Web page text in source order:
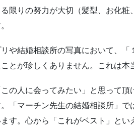
限りの努力が大切（髪型、お化
や結婚相談所の写真において、
とが珍しくありません。これは本
の人に会ってみたい」と思って
「マーチン先生の結婚相談所」で
す。心から「これがベスト」とい